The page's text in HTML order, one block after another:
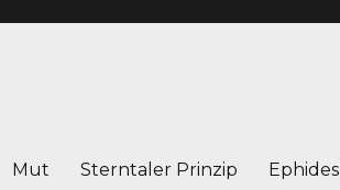
Mut Sterntaler Prinzip Ephides